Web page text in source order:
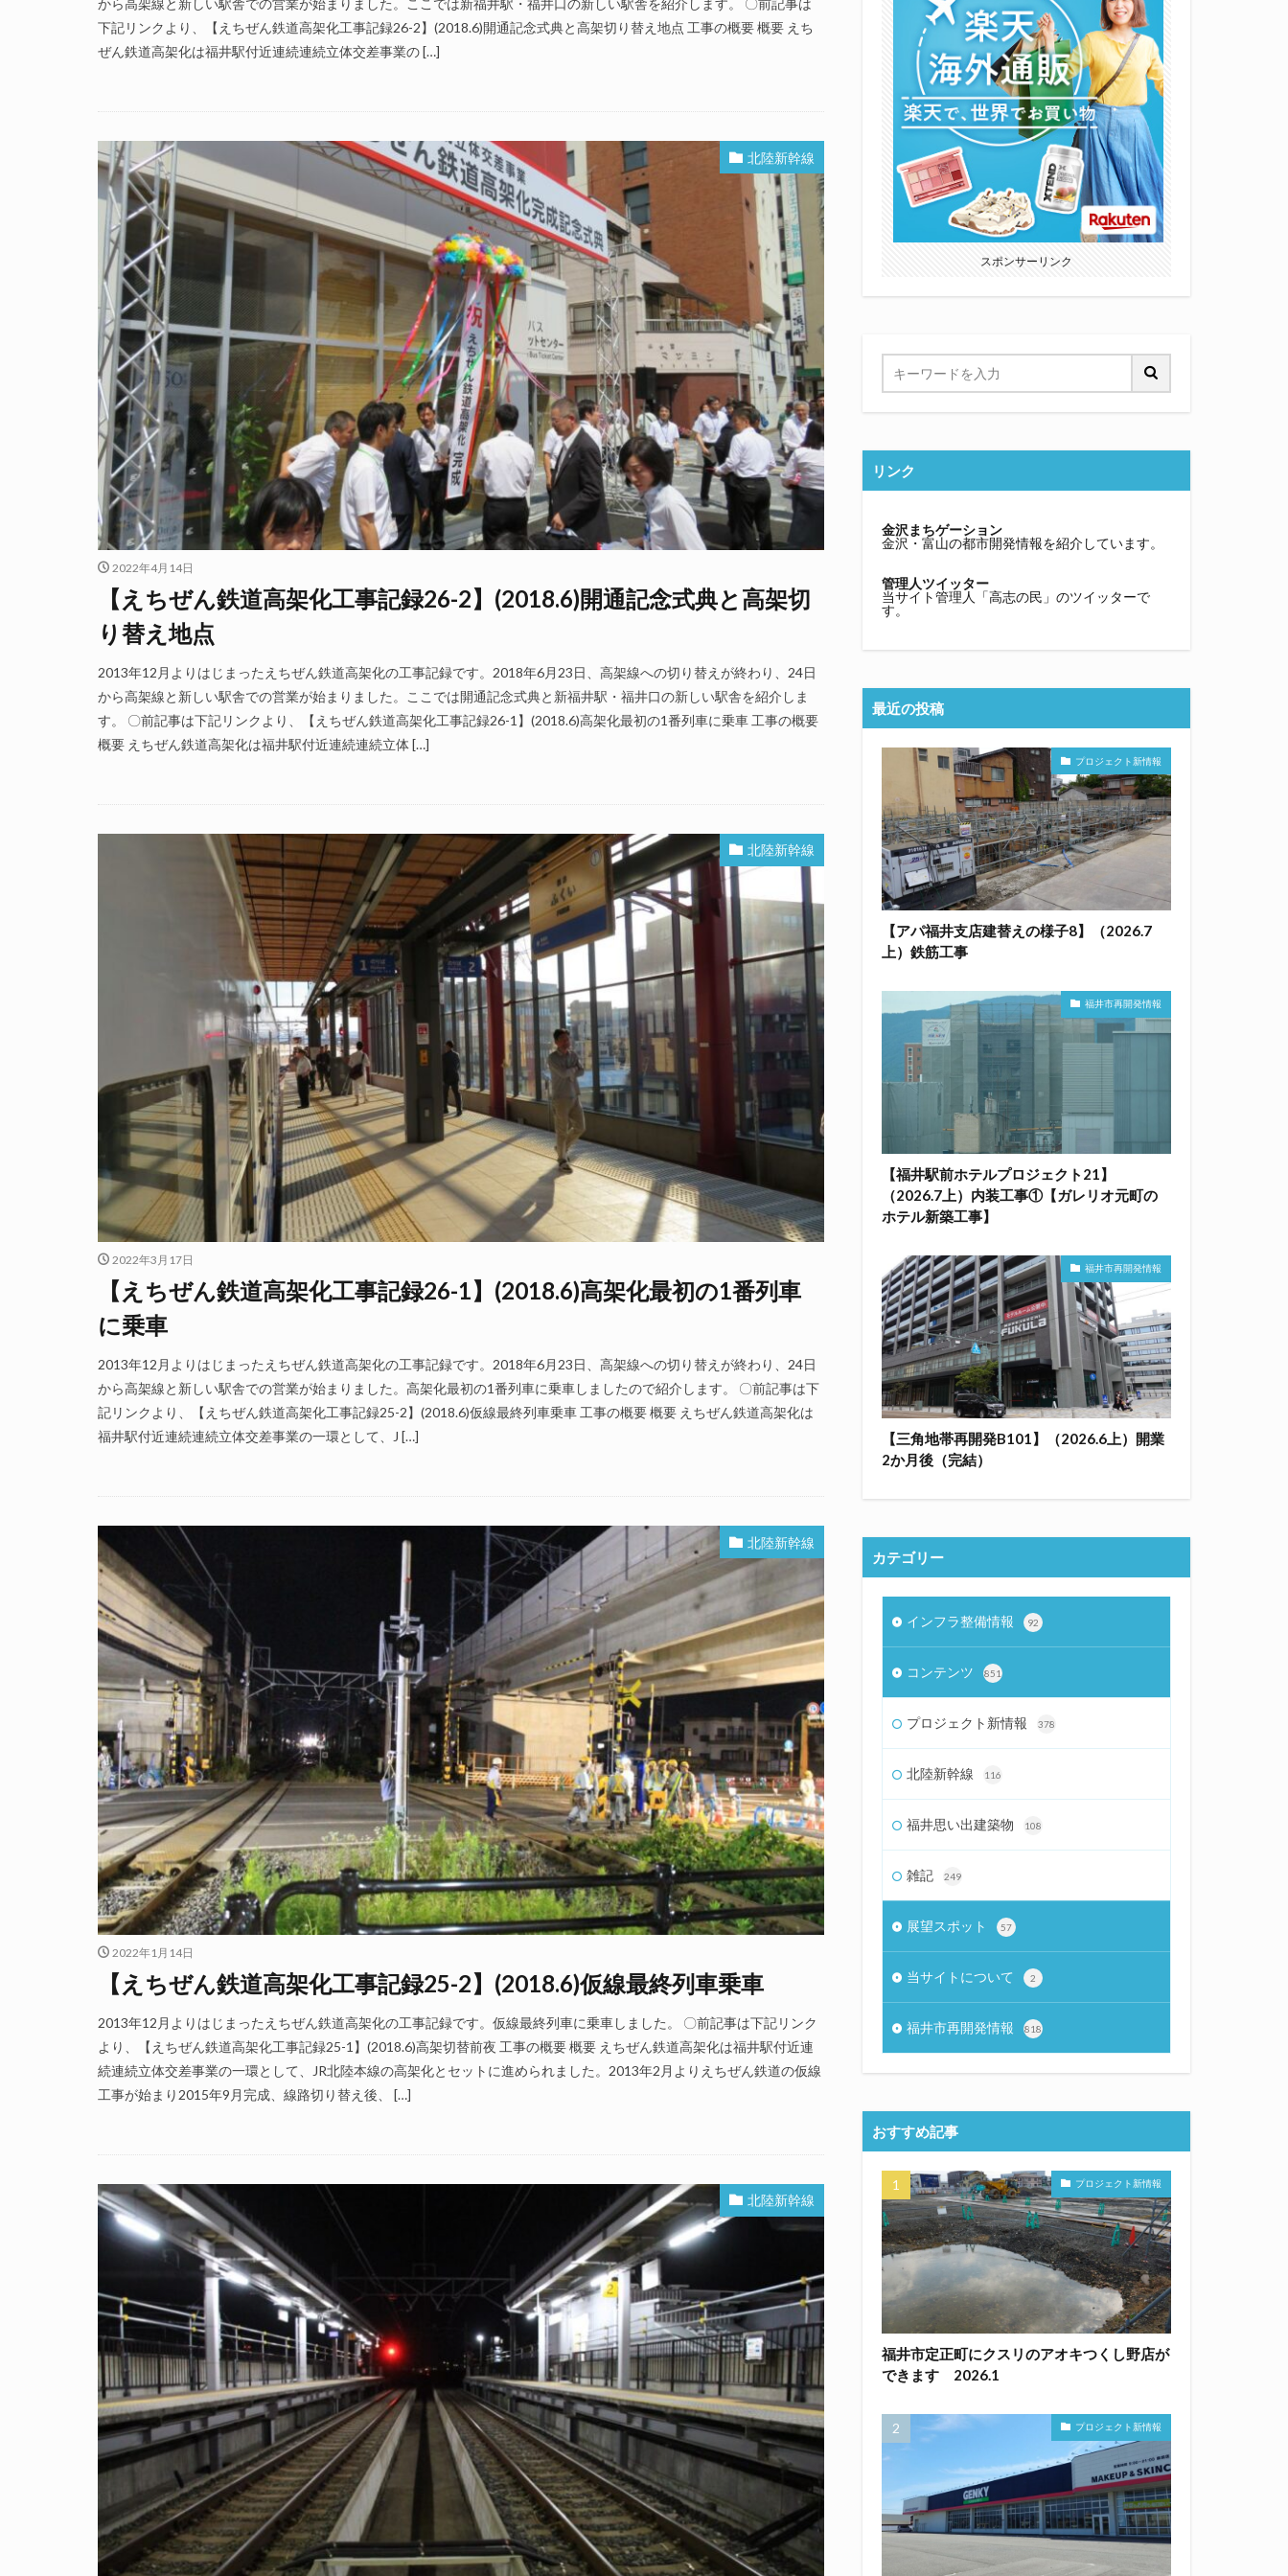
から高架線と新しい駅舎での営業が始まりました。ここでは新福井駅・福井口の新しい駅舎を紹介します。 〇前記事は
下記リンクより、【えちぜん鉄道高架化工事記録26-2】(2018.6)開通記念式典と高架切り替え地点 工事の概要 概要 えち
ぜん鉄道高架化は福井駅付近連続連続立体交差事業の […]
北陸新幹線
2022年4月14日
【えちぜん鉄道高架化工事記録26-2】(2018.6)開通記念式典と高架切
り替え地点
2013年12月よりはじまったえちぜん鉄道高架化の工事記録です。2018年6月23日、高架線への切り替えが終わり、24日
から高架線と新しい駅舎での営業が始まりました。ここでは開通記念式典と新福井駅・福井口の新しい駅舎を紹介しま
す。 〇前記事は下記リンクより、【えちぜん鉄道高架化工事記録26-1】(2018.6)高架化最初の1番列車に乗車 工事の概要
概要 えちぜん鉄道高架化は福井駅付近連続連続立体 […]
北陸新幹線
2022年3月17日
【えちぜん鉄道高架化工事記録26-1】(2018.6)高架化最初の1番列車
に乗車
2013年12月よりはじまったえちぜん鉄道高架化の工事記録です。2018年6月23日、高架線への切り替えが終わり、24日
から高架線と新しい駅舎での営業が始まりました。高架化最初の1番列車に乗車しましたので紹介します。 〇前記事は下
記リンクより、【えちぜん鉄道高架化工事記録25-2】(2018.6)仮線最終列車乗車 工事の概要 概要 えちぜん鉄道高架化は
福井駅付近連続連続立体交差事業の一環として、J […]
北陸新幹線
2022年1月14日
【えちぜん鉄道高架化工事記録25-2】(2018.6)仮線最終列車乗車
2013年12月よりはじまったえちぜん鉄道高架化の工事記録です。仮線最終列車に乗車しました。 〇前記事は下記リンク
より、【えちぜん鉄道高架化工事記録25-1】(2018.6)高架切替前夜 工事の概要 概要 えちぜん鉄道高架化は福井駅付近連
続連続立体交差事業の一環として、JR北陸本線の高架化とセットに進められました。2013年2月よりえちぜん鉄道の仮線
工事が始まり2015年9月完成、線路切り替え後、 […]
北陸新幹線
スポンサーリンク
リンク
金沢まちゲーション
金沢・富山の都市開発情報を紹介しています。
管理人ツイッター
当サイト管理人「高志の民」のツイッターで
す。
最近の投稿
プロジェクト新情報
【アパ福井支店建替えの様子8】（2026.7
上）鉄筋工事
福井市再開発情報
【福井駅前ホテルプロジェクト21】
（2026.7上）内装工事①【ガレリオ元町の
ホテル新築工事】
福井市再開発情報
【三角地帯再開発B101】（2026.6上）開業
2か月後（完結）
カテゴリー
インフラ整備情報 92
コンテンツ 851
プロジェクト新情報 378
北陸新幹線 116
福井思い出建築物 108
雑記 249
展望スポット 57
当サイトについて 2
福井市再開発情報 818
おすすめ記事
プロジェクト新情報
福井市定正町にクスリのアオキつくし野店が
できます 2026.1
プロジェクト新情報